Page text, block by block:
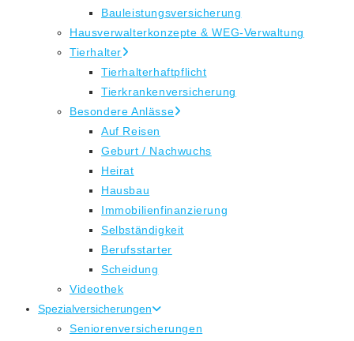
Bauleistungsversicherung
Hausverwalterkonzepte & WEG-Verwaltung
Tierhalter
Tierhalterhaftpflicht
Tierkrankenversicherung
Besondere Anlässe
Auf Reisen
Geburt / Nachwuchs
Heirat
Hausbau
Immobilienfinanzierung
Selbständigkeit
Berufsstarter
Scheidung
Videothek
Spezialversicherungen
Seniorenversicherungen